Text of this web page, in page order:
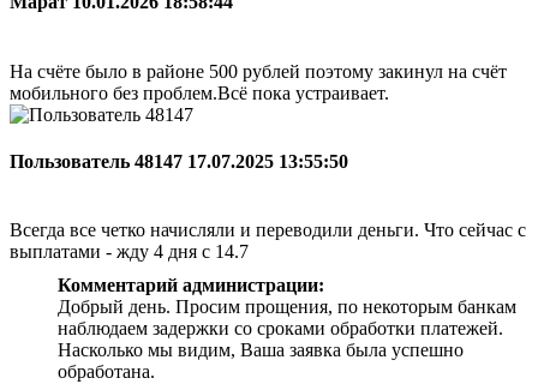
На счёте было в районе 500 рублей поэтому закинул на счёт
мобильного без проблем.Всё пока устраивает.
Пользователь 48147 17.07.2025 13:55:50
Всегда все четко начисляли и переводили деньги. Что сейчас с
выплатами - жду 4 дня с 14.7
Комментарий администрации:
Добрый день. Просим прощения, по некоторым банкам
наблюдаем задержки со сроками обработки платежей.
Насколько мы видим, Ваша заявка была успешно
обработана.